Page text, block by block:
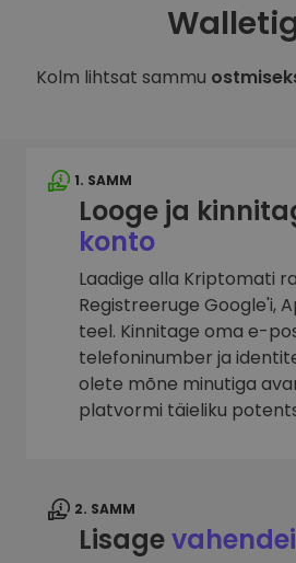
Kolm lihtsat sammu
1. SAMM
Looge ja
konto
Laadige alla Kriptomati
Registreeruge Google'i,
teel. Kinnitage oma e-
telefoninumber ja
olete mõne minutiga
platvormi täieliku
2. SAMM
Lisage